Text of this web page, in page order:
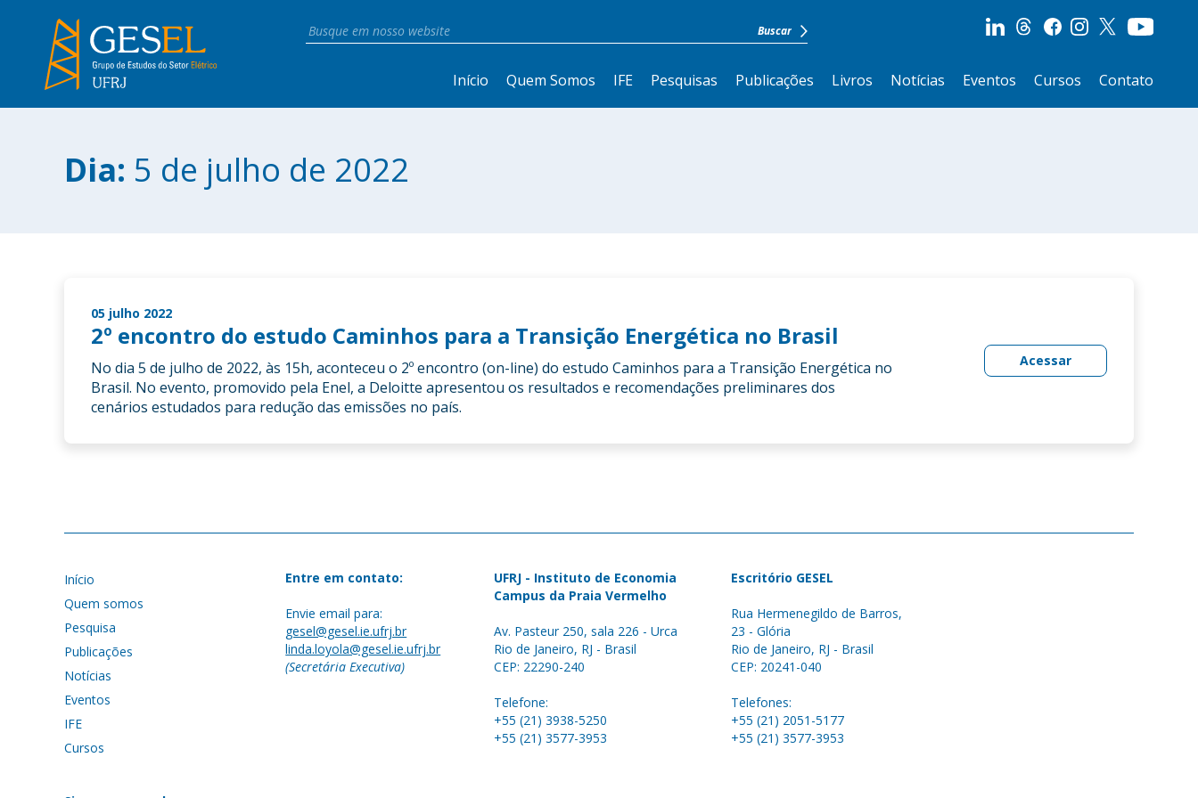
Início Quem Somos IFE Pesquisas Publicações Livros Notícias Eventos Cursos Contato
Dia: 5 de julho de 2022
05 julho 2022
2º encontro do estudo Caminhos para a Transição Energética no Brasil
No dia 5 de julho de 2022, às 15h, aconteceu o 2º encontro (on-line) do estudo Caminhos para a Transição Energética no
Brasil. No evento, promovido pela Enel, a Deloitte apresentou os resultados e recomendações preliminares dos
cenários estudados para redução das emissões no país.
Acessar
Início
Quem somos
Pesquisa
Publicações
Notícias
Eventos
IFE
Cursos
Entre em contato:
Envie email para:
gesel@gesel.ie.ufrj.br
linda.loyola@gesel.ie.ufrj.br
(Secretária Executiva)
UFRJ - Instituto de Economia
Campus da Praia Vermelho
Av. Pasteur 250, sala 226 - Urca
Rio de Janeiro, RJ - Brasil
CEP: 22290-240
Telefone:
+55 (21) 3938-5250
+55 (21) 3577-3953
Escritório GESEL
Rua Hermenegildo de Barros,
23 - Glória
Rio de Janeiro, RJ - Brasil
CEP: 20241-040
Telefones:
+55 (21) 2051-5177
+55 (21) 3577-3953